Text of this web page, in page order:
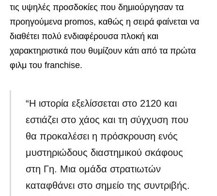
τις υψηλές προσδοκίες που δημιούργησαν τα
προηγούμενα promos, καθώς η σειρά φαίνεται να
διαθέτει πολύ ενδιαφέρουσα πλοκή και
χαρακτηριστικά που θυμίζουν κάτι από τα πρώτα
φιλμ του franchise.
“Η ιστορία εξελίσσεται στο 2120 και
εστιάζει στο χάος και τη σύγχυση που
θα προκαλέσει η πρόσκρουση ενός
μυστηριώδους διαστημικού σκάφους
στη Γη. Μια ομάδα στρατιωτών
καταφθάνει στο σημείο της συντριβής.